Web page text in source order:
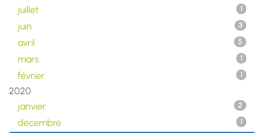
juillet 1
juin 3
avril 5
mars 1
février 1
2020
janvier
2
décembre 1